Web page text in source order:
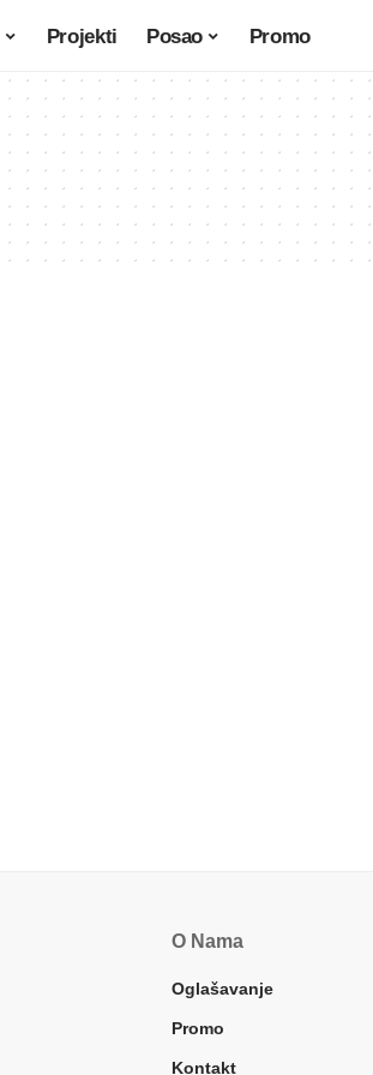
Projekti Posao Promo
O Nama
Oglašavanje
Promo
Kontakt